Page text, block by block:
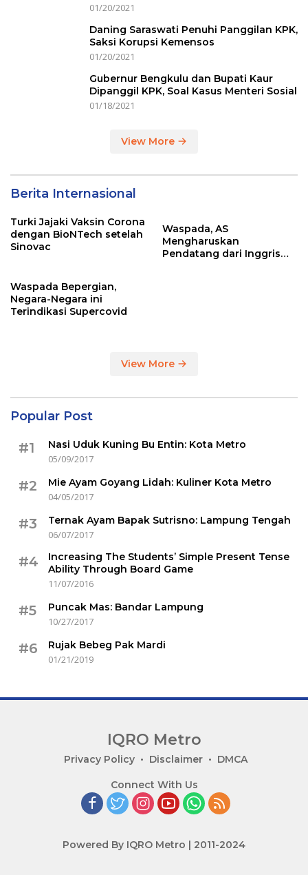
01/20/2021
Daning Saraswati Penuhi Panggilan KPK,
Saksi Korupsi Kemensos
01/20/2021
Gubernur Bengkulu dan Bupati Kaur
Dipanggil KPK, Soal Kasus Menteri Sosial
01/18/2021
View More
Berita Internasional
Turki Jajaki Vaksin Corona
dengan BioNTech setelah
Sinovac
Waspada, AS
Mengharuskan
Pendatang dari Inggris
Waspada Bepergian,
Negara-Negara ini
Terindikasi Supercovid
View More
Popular Post
#1
Nasi Uduk Kuning Bu Entin: Kota Metro
05/09/2017
#2
Mie Ayam Goyang Lidah: Kuliner Kota Metro
04/05/2017
#3
Ternak Ayam Bapak Sutrisno: Lampung Tengah
06/07/2017
#4
Increasing The Students’ Simple Present Tense
Ability Through Board Game
11/07/2016
#5
Puncak Mas: Bandar Lampung
10/27/2017
#6
Rujak Bebeg Pak Mardi
01/21/2019
IQRO Metro
Privacy Policy Disclaimer DMCA
Connect With Us
Powered By IQRO Metro | 2011-2024